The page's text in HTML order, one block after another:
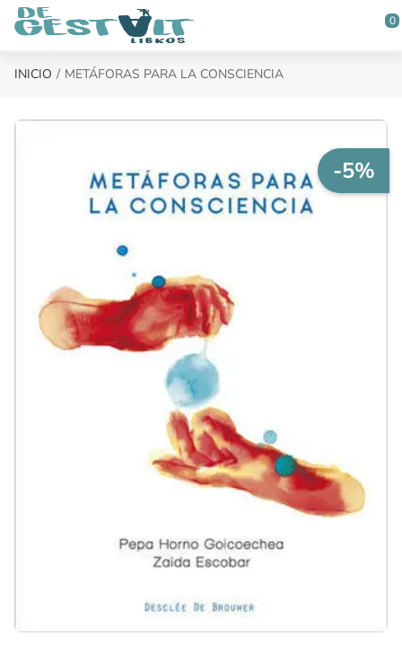
Saltar al contenido principal
0
INICIO METÁFORAS PARA LA CONSCIENCIA
-5%